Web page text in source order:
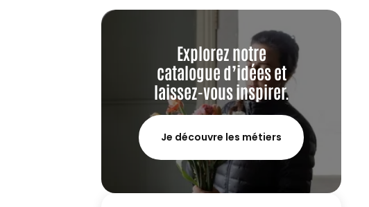
Explorez notre
catalogue d’idées et
laissez-vous inspirer.
Je découvre les métiers